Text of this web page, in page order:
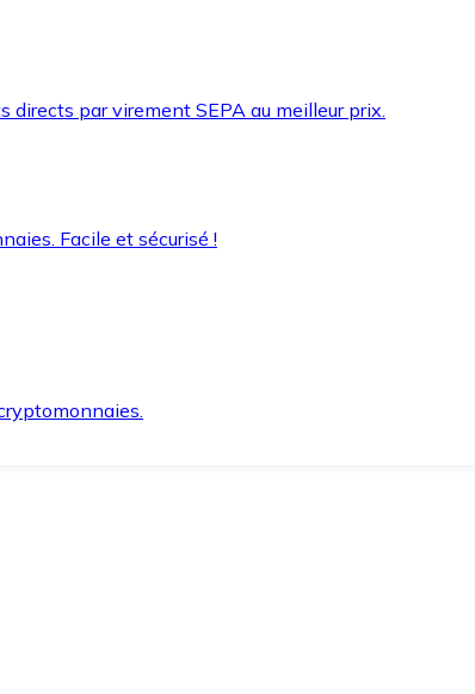
par virement SEPA au meilleur prix.
Facile et sécurisé !
toute sécurité.
en avez besoin.